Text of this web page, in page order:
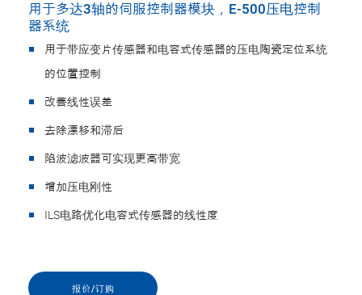
用于多达3轴的伺服控制器模块，E-500压电控制
器系统
用于带应变片传感器和电容式传感器的压电陶瓷定位系统
的位置控制
改善线性误差
去除漂移和滞后
陷波滤波器可实现更高带宽
增加压电刚性
ILS电路优化电容式传感器的线性度
报价/订购